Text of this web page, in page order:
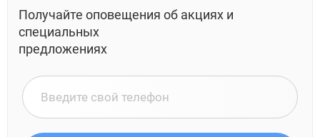
Получайте оповещения об акциях и
специальных
предложениях